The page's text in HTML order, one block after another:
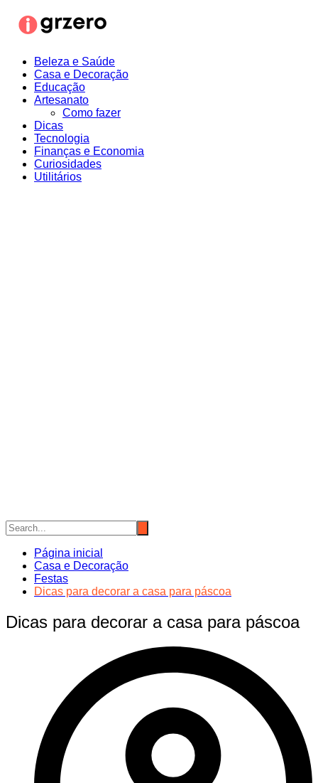
para
Beleza e Saúde
Casa e Decoração
Educação
Artesanato
Como fazer
Dicas
Tecnologia
Finanças e Economia
Curiosidades
Utilitários
Página inicial
Casa e Decoração
Festas
Dicas para decorar a casa para páscoa
Dicas para decorar a casa para páscoa